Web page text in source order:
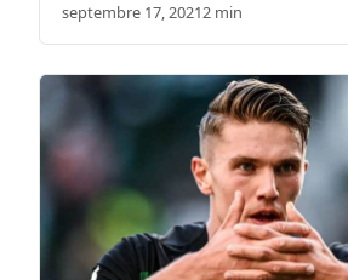
septembre 17, 20212 min